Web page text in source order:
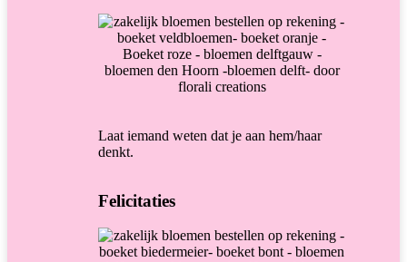
Laat iemand weten dat je aan hem/haar
denkt.
Felicitaties